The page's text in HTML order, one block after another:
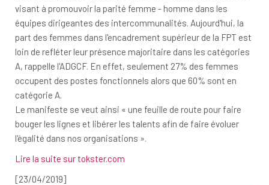
visant à promouvoir la parité femme - homme dans les
équipes dirigeantes des intercommunalités. Aujourd'hui, la
part des femmes dans l'encadrement supérieur de la FPT est
loin de refléter leur présence majoritaire dans les catégories
A, rappelle l'ADGCF. En effet, seulement 27% des femmes
occupent des postes fonctionnels alors que 60% sont en
catégorie A.
Le manifeste se veut ainsi « une feuille de route pour faire
bouger les lignes et libérer les talents afin de faire évoluer
l'égalité dans nos organisations ».
Lire la suite sur tokster.com
[23/04/2019]